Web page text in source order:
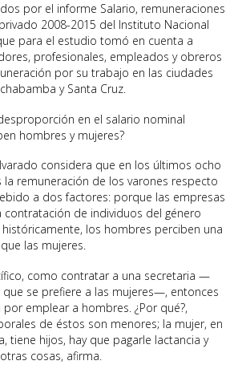
por el informe Salario, remuneraciones
2008-2015 del Instituto Nacional
para el estudio tomó en cuenta a
profesionales, empleados y obreros
por su trabajo en las ciudades
y Santa Cruz.
en el salario nominal
hombres y mujeres?
considera que en los últimos ocho
la remuneración de los varones respecto
a dos factores: porque las empresas
contratación de individuos del género
los hombres perciben una
las mujeres.
como contratar a una secretaria —
se prefiere a las mujeres—, entonces
emplear a hombres. ¿Por qué?,
de éstos son menores; la mujer, en
tiene hijos, hay que pagarle lactancia y
cosas, afirma.